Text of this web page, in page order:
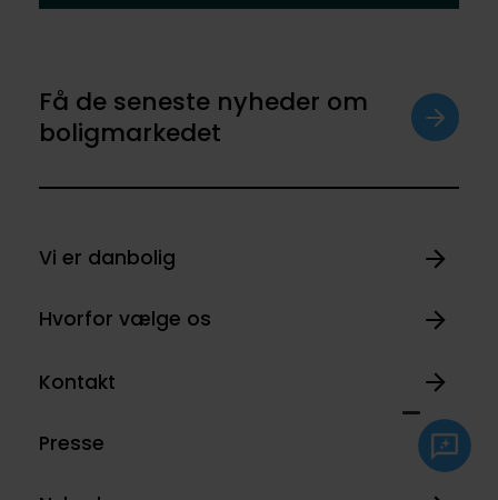
Få de seneste nyheder om
boligmarkedet
Vi er danbolig
Hvorfor vælge os
Kontakt
Presse